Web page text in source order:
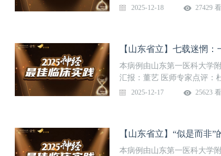
忻 教授【团队介绍】复旦大
专科排行榜前列。
2025-12-18 27429
【山东省立】七载迷惘
本病例由山东第一医科大学
汇报：董艺 医师专家点评：
属省立医院(山东省立医院)
士和硕士点、博士后培养基
重点实验室、，中华全国总
2025-12-17 25623
【山东省立】“似是而非
本病例由山东第一医科大学